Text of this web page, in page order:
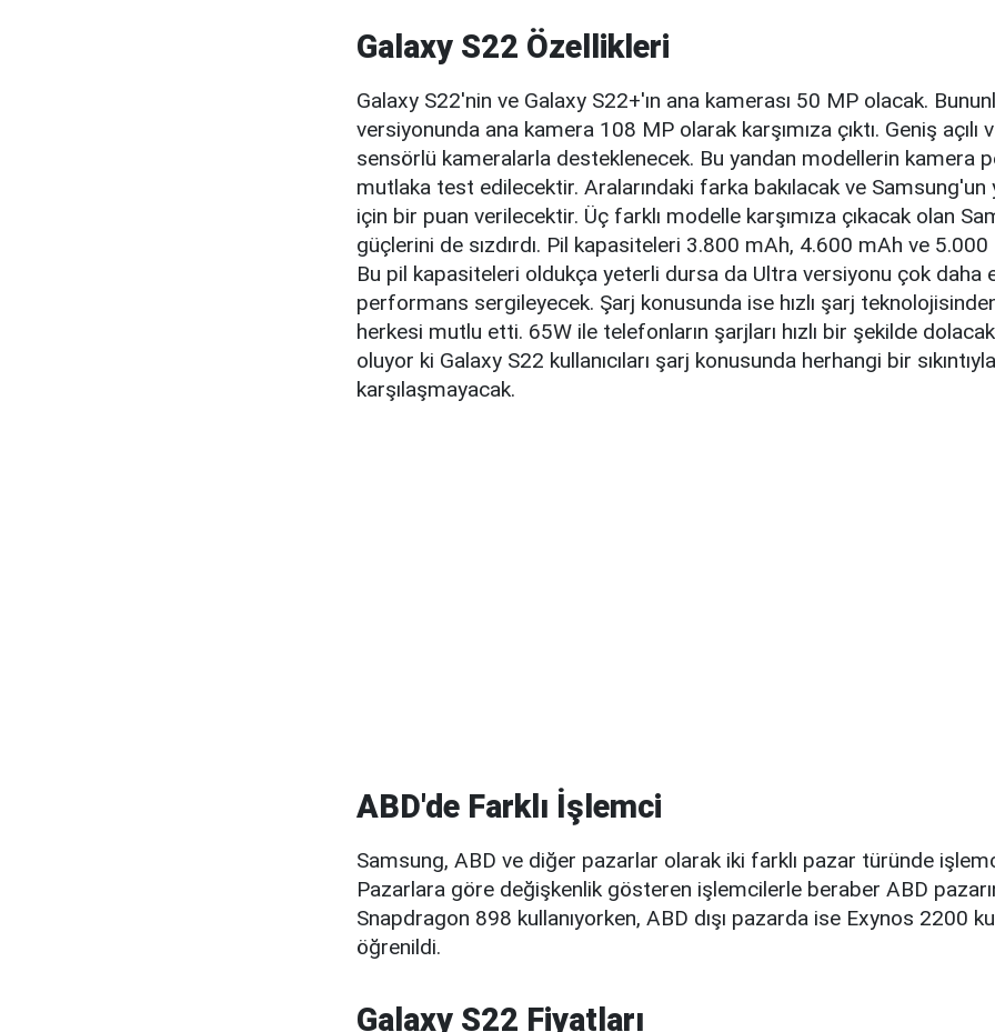
Galaxy S22 Özellikleri
Galaxy S22'nin ve Galaxy S22+'ın ana kamerası 50 MP olacak.
versiyonunda ana kamera 108 MP olarak karşımıza çıktı. Geniş açılı
sensörlü kameralarla desteklenecek. Bu yandan modellerin kamera
mutlaka test edilecektir. Aralarındaki farka bakılacak ve Samsung'un
için bir puan verilecektir. Üç farklı modelle karşımıza çıkacak olan
güçlerini de sızdırdı. Pil kapasiteleri 3.800 mAh, 4.600 mAh ve
Bu pil kapasiteleri oldukça yeterli dursa da Ultra versiyonu çok daha
performans sergileyecek. Şarj konusunda ise hızlı şarj
herkesi mutlu etti. 65W ile telefonların şarjları hızlı bir şekilde
oluyor ki Galaxy S22 kullanıcıları şarj konusunda herhangi bir sıkıntıyla
karşılaşmayacak.
ABD'de Farklı İşlemci
Samsung, ABD ve diğer pazarlar olarak iki farklı pazar türünde
Pazarlara göre değişkenlik gösteren işlemcilerle beraber ABD
Snapdragon 898 kullanıyorken, ABD dışı pazarda ise Exynos 2200
öğrenildi.
Galaxy S22 Fiyatları